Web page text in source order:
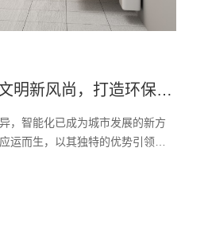
明新风尚，打造环保卫
智能化已成为城市发展的新方
运而生，以其独特的优势引领城
的变化。传统厕所存在诸多问
以消除、管理成本较高等。而智